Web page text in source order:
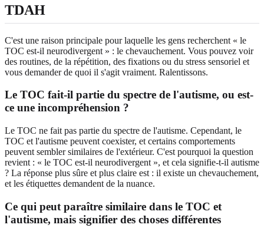
TDAH
C'est une raison principale pour laquelle les gens recherchent « le
TOC est-il neurodivergent » : le chevauchement. Vous pouvez voir
des routines, de la répétition, des fixations ou du stress sensoriel et
vous demander de quoi il s'agit vraiment. Ralentissons.
Le TOC fait-il partie du spectre de l'autisme, ou est-
ce une incompréhension ?
Le TOC ne fait pas partie du spectre de l'autisme. Cependant, le
TOC et l'autisme peuvent coexister, et certains comportements
peuvent sembler similaires de l'extérieur. C'est pourquoi la question
revient : « le TOC est-il neurodivergent », et cela signifie-t-il autisme
? La réponse plus sûre et plus claire est : il existe un chevauchement,
et les étiquettes demandent de la nuance.
Ce qui peut paraître similaire dans le TOC et
l'autisme, mais signifier des choses différentes